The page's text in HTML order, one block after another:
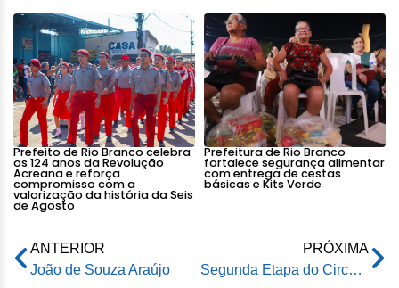
Prefeito de Rio Branco celebra
os 124 anos da Revolução
Acreana e reforça
compromisso com a
valorização da história da Seis
de Agosto
Prefeitura de Rio Branco
fortalece segurança alimentar
com entrega de cestas
básicas e Kits Verde
ANTERIOR
João de Souza Araújo
PRÓXIMA
Segunda Etapa do Circuito Junino de Rio Branco se encerra com sucesso de público e organização